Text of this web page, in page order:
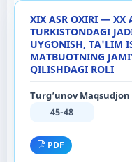
XIX ASR OXIRI — XX
TURKISTONDAGI
UYGʻONISH, TA'LIM
MATBUOTNING
QILISHDAGI ROLI
Turg’unov
45-48
PDF